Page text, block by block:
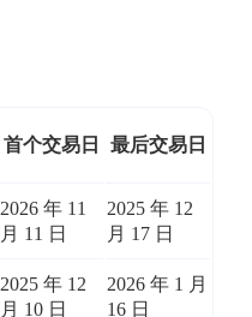
首个交易日 最后交易日
2026 年 11
月 11 日
2025 年 12
月 17 日
2025 年 12
月 10 日
2026 年 1 月
16 日